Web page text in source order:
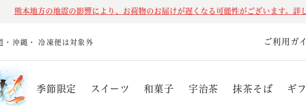
熊本地方の地震の影響により、お荷物のお届けが遅くなる可能性がございます。詳
・沖縄・ 冷凍便は対象外 ご利用ガ
季節限定 スイーツ 和菓子 宇治茶 抹茶そば ギ